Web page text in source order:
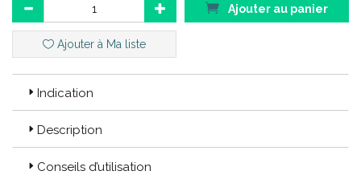
Code ACL : 6298601
Code EAN : 3701056802774
Ajouter au panier
Ajouter à Ma liste
Indication
Description
Conseils d’utilisation